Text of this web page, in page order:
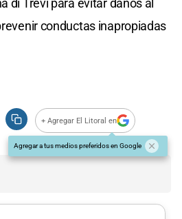
di Trevi para evitar daños al
conductas inapropiadas
+ Agregar El Litoral en
Agregar a tus medios preferidos en Google